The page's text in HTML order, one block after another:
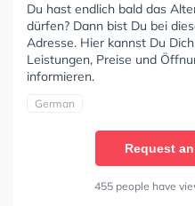
Du hast endlich bald das
dürfen? Dann bist Du bei
Adresse. Hier kannst Du
Leistungen, Preise und
informieren.
German
Request
455 people have